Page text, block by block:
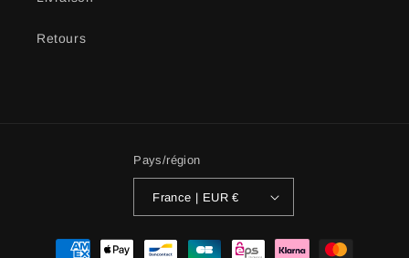
Retours
Pays/région
France | EUR €
Moyens